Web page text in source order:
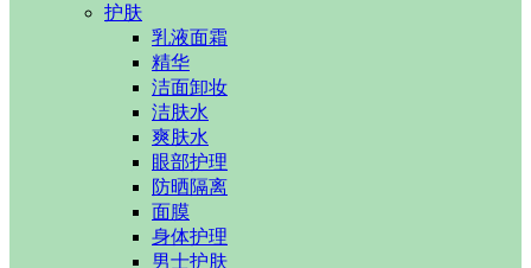
护肤
乳液面霜
精华
洁面卸妆
洁肤水
爽肤水
眼部护理
防晒隔离
面膜
身体护理
男士护肤